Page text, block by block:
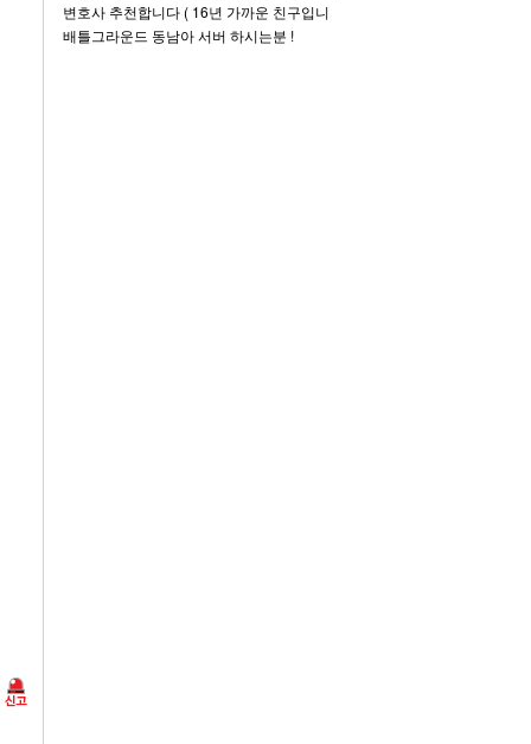
( 자카르타 .땅그랑 지역…
변호사 추천합니다 ( 16년 가까운 친구입니
다)
배틀그라운드 동남아 서버 하시는분 !